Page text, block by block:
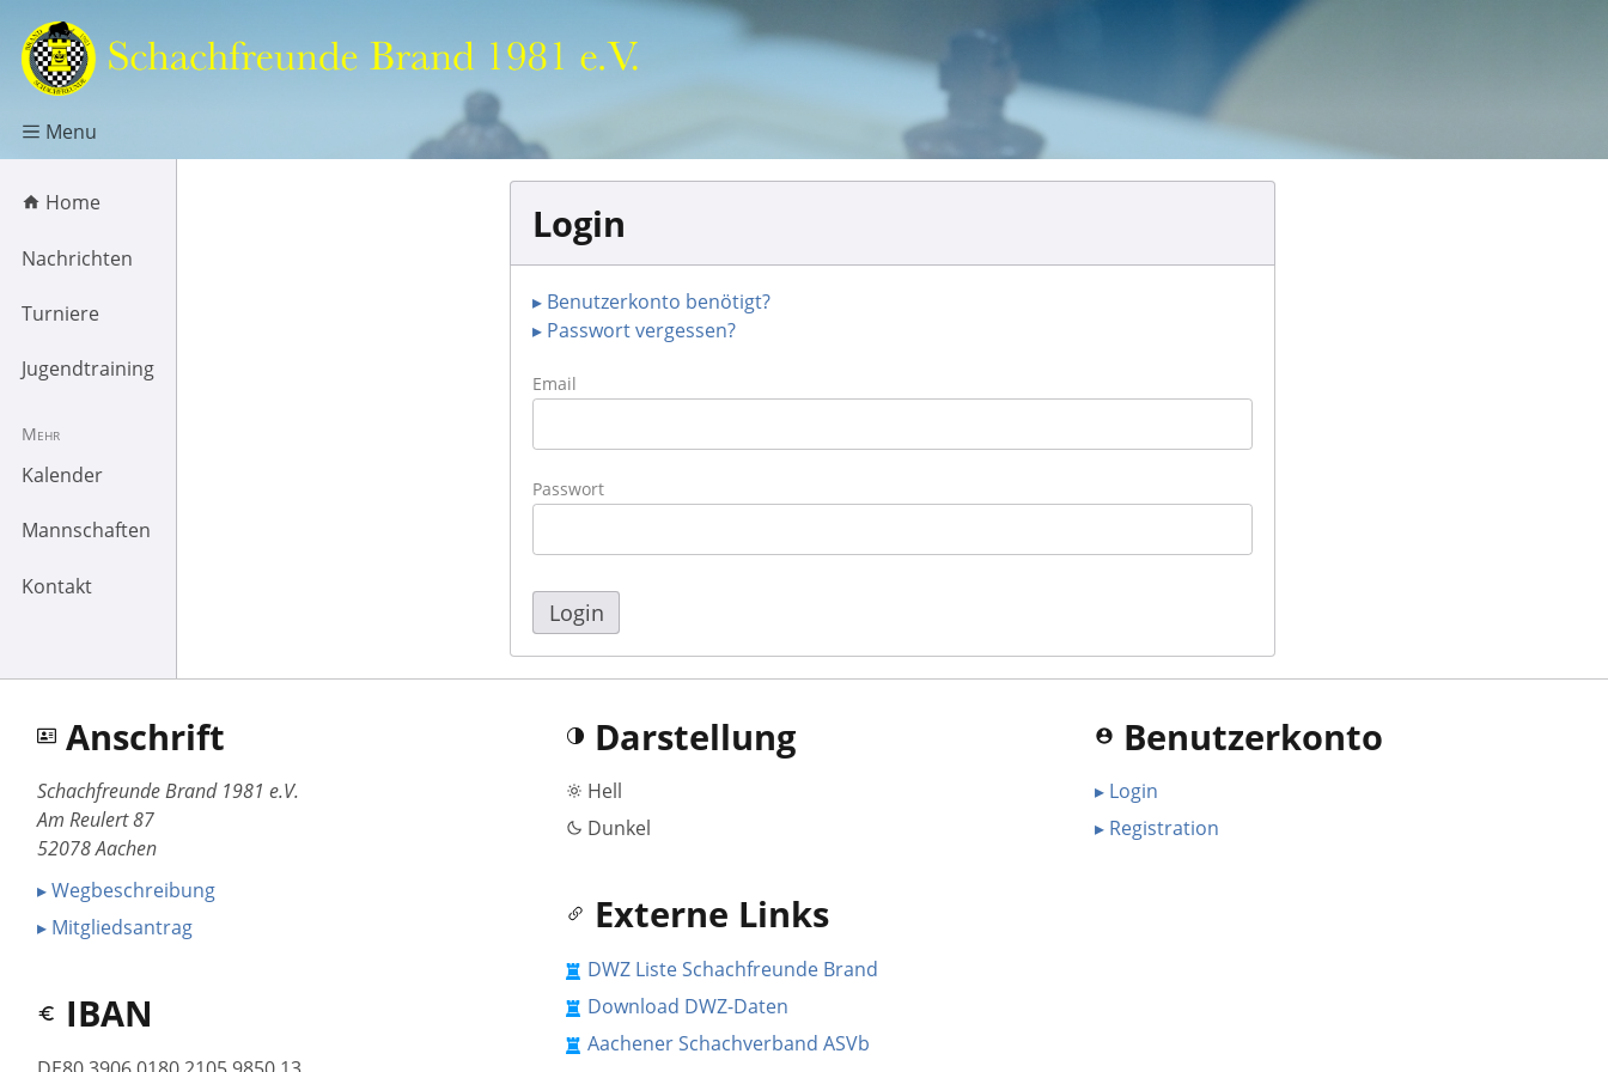
Menu
Home
Nachrichten
Turniere
Jugendtraining
Mehr
Kalender
Mannschaften
Kontakt
Login
▸ Benutzerkonto benötigt?
▸ Passwort vergessen?
Email
Passwort
Login
Anschrift
Schachfreunde Brand 1981 e.V.
Am Reulert 87
52078 Aachen
▸ Wegbeschreibung
▸ Mitgliedsantrag
IBAN
Darstellung
Hell
Dunkel
Externe Links
DWZ Liste Schachfreunde Brand
Download DWZ-Daten
Aachener Schachverband ASVb
Benutzerkonto
▸ Login
▸ Registration